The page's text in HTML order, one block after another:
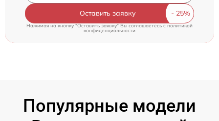
Оставить заявку
Нажимая на кнопку "Оставить заявку" Вы соглашаетесь cполитикой
конфиденциальности
Популярные модели